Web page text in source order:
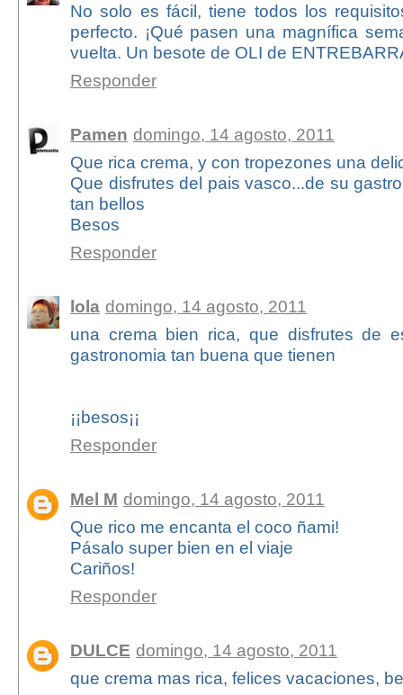
No solo es fácil, tiene todos los
perfecto. ¡Qué pasen una magnífica
vuelta. Un besote de OLI de
Responder
Pamen domingo, 14 agosto, 2011
Que rica crema, y con tropezones una
Que disfrutes del pais vasco...de su
tan bellos
Besos
Responder
lola domingo, 14 agosto, 2011
una crema bien rica, que disfrutes de
gastronomia tan buena que tienen
¡¡besos¡¡
Responder
Mel M domingo, 14 agosto, 2011
Que rico me encanta el coco ñami!
Pásalo super bien en el viaje
Cariños!
Responder
DULCE domingo, 14 agosto, 2011
que crema mas rica, felices vacaciones,